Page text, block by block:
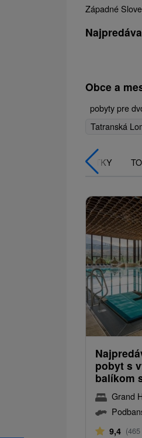
Západné
Obce a
pobyty pre
Tatranská
VŠETKY
pobyt s
balíkom
Grand
9,4 (465